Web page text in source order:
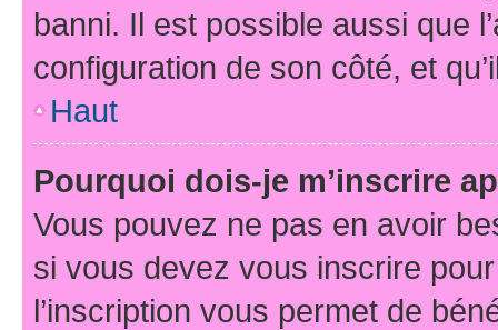
banni. Il est possible aussi que
configuration de son côté, et
Haut
Pourquoi dois-je m’inscrire
Vous pouvez ne pas en avoir
si vous devez vous inscrire
l’inscription vous permet de